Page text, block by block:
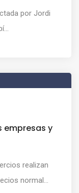
por Jordi
empresas y
realizan
normal...